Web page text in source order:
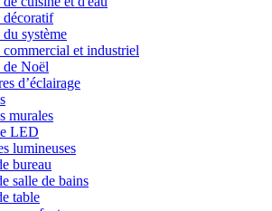
décoratif
système
commercial et industriel
de Noël
d’éclairage
murales
LED
lumineuses
bureau
salle de bains
table